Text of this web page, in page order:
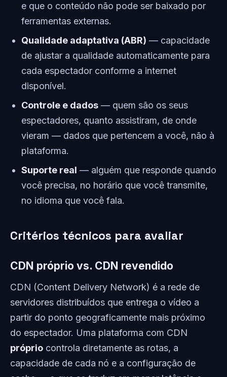
e que o conteúdo não pode ser baixado por
ferramentas externas.
Qualidade adaptativa (ABR) — capacidade
de ajustar a qualidade automaticamente para
cada espectador conforme a internet
disponível.
Controle e dados — quem são os seus
espectadores, quanto assistiram, de onde
vieram — dados que pertencem a você, não à
plataforma.
Suporte real — alguém que responde quando
você precisa, no horário que você transmite,
no idioma que você fala.
Critérios técnicos para avaliar
CDN próprio vs. CDN revendido
CDN (Content Delivery Network) é a rede de
servidores distribuídos que entrega o vídeo a
partir do ponto geograficamente mais próximo
do espectador. Uma plataforma com CDN
próprio controla diretamente as rotas, a
capacidade de cada nó e a configuração de